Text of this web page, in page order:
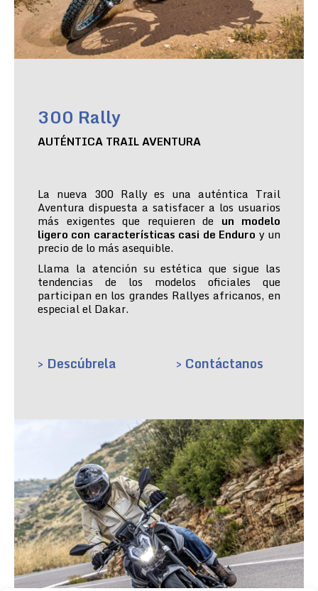
300 Rally
AUTÉNTICA TRAIL AVENTURA
La nueva 300 Rally es una auténtica Trail
Aventura dispuesta a satisfacer a los usuarios
más exigentes que requieren de un modelo
ligero con características casi de Enduro y un
precio de lo más asequible.
Llama la atención su estética que sigue las
tendencias de los modelos oficiales que
participan en los grandes Rallyes africanos, en
especial el Dakar.
> Descúbrela > Contáctanos